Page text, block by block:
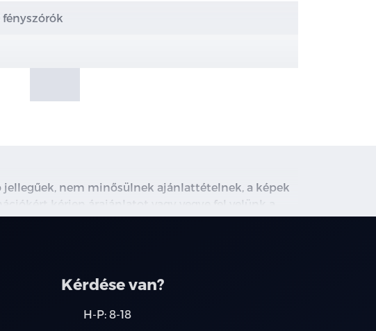
kapcsolás
jellegűek, nem minősülnek ajánlattételnek, a képek
kérjen árajánlatot vagy vegye fel velünk a
A meghirdetett induló THM tájékoztató jellegű,
Kérdése van?
H-P: 8-18